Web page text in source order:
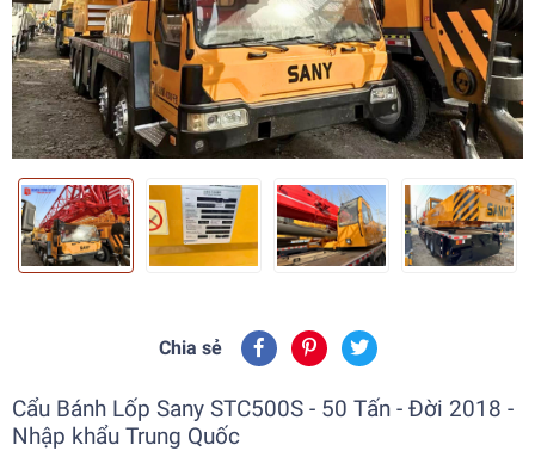
Chia sẻ
Cẩu Bánh Lốp Sany STC500S - 50 Tấn - Đời 2018 -
Nhập khẩu Trung Quốc